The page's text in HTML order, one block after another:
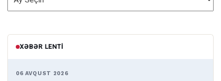
XƏBƏR LENTI
06 AVQUST 2026